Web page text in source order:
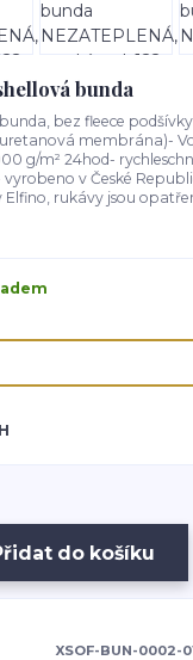
bunda
bez fleece
membrána)-
g/m² 24hod-
v České
rukávy jsou
do košíku
XSOF-BUN-0002-